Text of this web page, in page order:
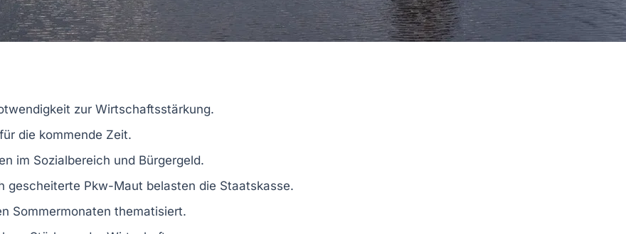
zur Wirtschaftsstärkung.
für die kommende Zeit.
im Sozialbereich und Bürgergeld.
gescheiterte Pkw-Maut belasten die Staatskasse.
Sommermonaten thematisiert.